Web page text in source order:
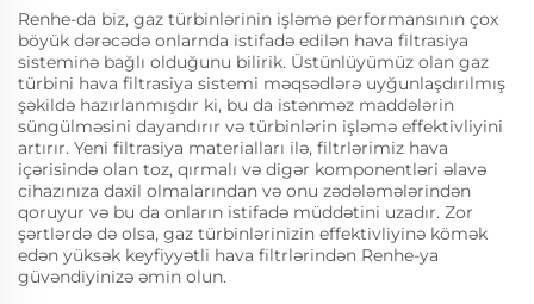
Renhe-da biz, gaz türbinlərinin işləmə performansının çox
böyük dərəcədə onlarnda istifadə edilən hava filtrasiya
sisteminə bağlı olduğunu bilirik. Üstünlüyümüz olan gaz
türbini hava filtrasiya sistemi məqsədlərə uyğunlaşdırılmış
şəkildə hazırlanmışdır ki, bu da istənməz maddələrin
süngülməsini dayandırır və türbinlərin işləmə effektivliyini
artırır. Yeni filtrasiya materialları ilə, filtrlərimiz hava
içərisində olan toz, qırmalı və digər komponentləri əlavə
cihazınıza daxil olmalarından və onu zədələmələrindən
qoruyur və bu da onların istifadə müddətini uzadır. Zor
şərtlərdə də olsa, gaz türbinlərinizin effektivliyinə kömək
edən yüksək keyfiyyətli hava filtrlərindən Renhe-ya
güvəndiyinizə əmin olun.